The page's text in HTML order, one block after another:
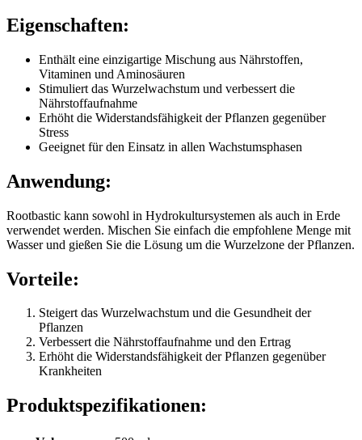
Eigenschaften:
Enthält eine einzigartige Mischung aus Nährstoffen,
Vitaminen und Aminosäuren
Stimuliert das Wurzelwachstum und verbessert die
Nährstoffaufnahme
Erhöht die Widerstandsfähigkeit der Pflanzen gegenüber
Stress
Geeignet für den Einsatz in allen Wachstumsphasen
Anwendung:
Rootbastic kann sowohl in Hydrokultursystemen als auch in Erde
verwendet werden. Mischen Sie einfach die empfohlene Menge mit
Wasser und gießen Sie die Lösung um die Wurzelzone der Pflanzen.
Vorteile:
Steigert das Wurzelwachstum und die Gesundheit der
Pflanzen
Verbessert die Nährstoffaufnahme und den Ertrag
Erhöht die Widerstandsfähigkeit der Pflanzen gegenüber
Krankheiten
Produktspezifikationen: